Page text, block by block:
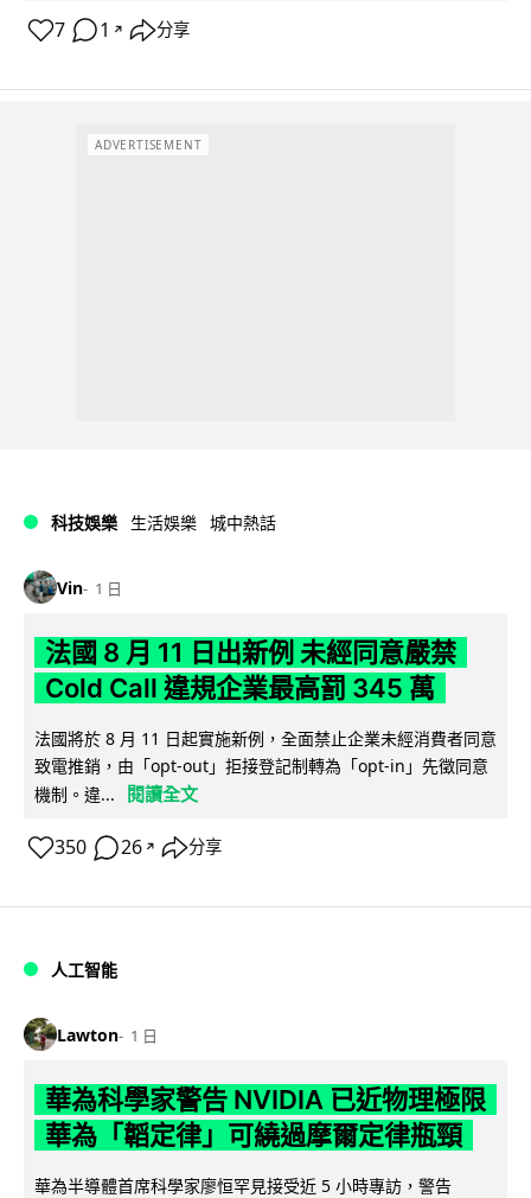
7 1 ↗ 分享
ADVERTISEMENT
科技娛樂 生活娛樂 城中熱話
Vin 1 日
法國 8 月 11 日出新例 未經同意嚴禁
Cold Call 違規企業最高罰 345 萬
法國將於 8 月 11 日起實施新例，全面禁止企業未經消費者同意
致電推銷，由「opt-out」拒接登記制轉為「opt-in」先徵同意
機制。違...
閱讀全文
350 26 ↗ 分享
人工智能
Lawton 1 日
華為科學家警告 NVIDIA 已近物理極限
華為「韜定律」可繞過摩爾定律瓶頸
華為半導體首席科學家廖恒罕見接受近 5 小時專訪，警告